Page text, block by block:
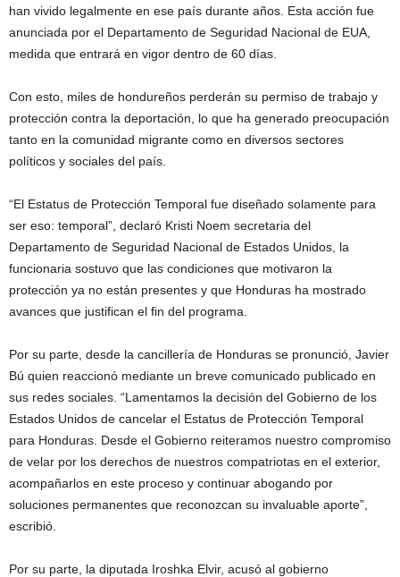
han vivido legalmente en ese país durante años. Esta acción fue
anunciada por el Departamento de Seguridad Nacional de EUA,
medida que entrará en vigor dentro de 60 días.
Con esto, miles de hondureños perderán su permiso de trabajo y
protección contra la deportación, lo que ha generado preocupación
tanto en la comunidad migrante como en diversos sectores
políticos y sociales del país.
“El Estatus de Protección Temporal fue diseñado solamente para
ser eso: temporal”, declaró Kristi Noem secretaria del
Departamento de Seguridad Nacional de Estados Unidos, la
funcionaria sostuvo que las condiciones que motivaron la
protección ya no están presentes y que Honduras ha mostrado
avances que justifican el fin del programa.
Por su parte, desde la cancillería de Honduras se pronunció, Javier
Bú quien reaccionó mediante un breve comunicado publicado en
sus redes sociales. “Lamentamos la decisión del Gobierno de los
Estados Unidos de cancelar el Estatus de Protección Temporal
para Honduras. Desde el Gobierno reiteramos nuestro compromiso
de velar por los derechos de nuestros compatriotas en el exterior,
acompañarlos en este proceso y continuar abogando por
soluciones permanentes que reconozcan su invaluable aporte”,
escribió.
Por su parte, la diputada Iroshka Elvir, acusó al gobierno